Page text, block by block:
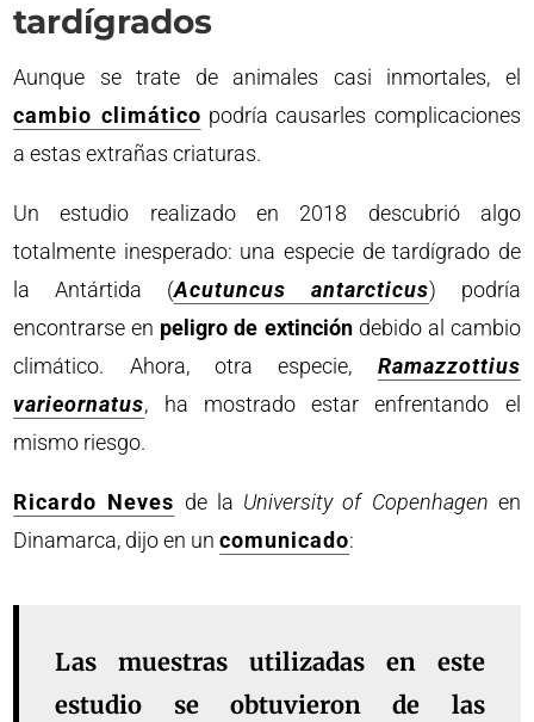
tardígrados
Aunque se trate de animales casi inmortales, el
cambio climático podría causarles complicaciones
a estas extrañas criaturas.
Un estudio realizado en 2018 descubrió algo
totalmente inesperado: una especie de tardígrado de
la Antártida (Acutuncus antarcticus) podría
encontrarse en peligro de extincióndebido al cambio
climático. Ahora, otra especie, Ramazzottius
varieornatus, ha mostrado estar enfrentando el
mismo riesgo.
Ricardo Neves de la University of Copenhagen en
Dinamarca, dijo en uncomunicado:
Las muestras utilizadas en este
estudio se obtuvieron de las